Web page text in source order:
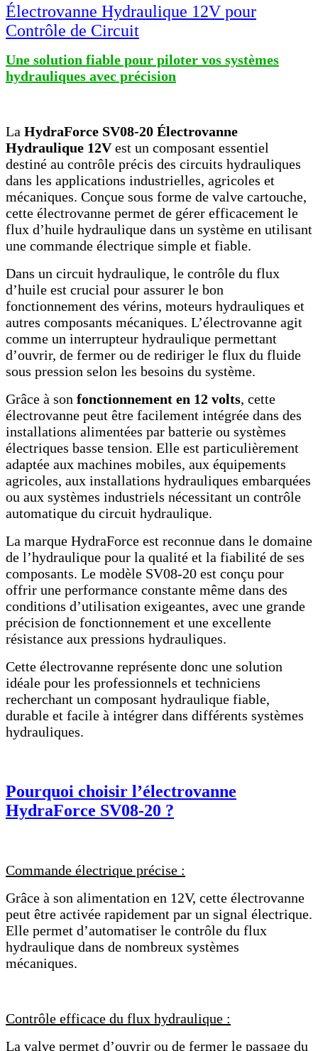
Électrovanne Hydraulique 12V pour
Contrôle de Circuit
Une solution fiable pour piloter vos systèmes
hydrauliques avec précision
La HydraForce SV08-20 Électrovanne
Hydraulique 12Vest un composant essentiel
destiné au contrôle précis des circuits hydrauliques
dans les applications industrielles, agricoles et
mécaniques. Conçue sous forme de valve cartouche,
cette électrovanne permet de gérer efficacement le
flux d’huile hydraulique dans un système en utilisant
une commande électrique simple et fiable.
Dans un circuit hydraulique, le contrôle du flux
d’huile est crucial pour assurer le bon
fonctionnement des vérins, moteurs hydrauliques et
autres composants mécaniques. L’électrovanne agit
comme un interrupteur hydraulique permettant
d’ouvrir, de fermer ou de rediriger le flux du fluide
sous pression selon les besoins du système.
Grâce à son fonctionnement en 12 volts, cette
électrovanne peut être facilement intégrée dans des
installations alimentées par batterie ou systèmes
électriques basse tension. Elle est particulièrement
adaptée aux machines mobiles, aux équipements
agricoles, aux installations hydrauliques embarquées
ou aux systèmes industriels nécessitant un contrôle
automatique du circuit hydraulique.
La marque HydraForce est reconnue dans le domaine
de l’hydraulique pour la qualité et la fiabilité de ses
composants. Le modèle SV08-20 est conçu pour
offrir une performance constante même dans des
conditions d’utilisation exigeantes, avec une grande
précision de fonctionnement et une excellente
résistance aux pressions hydrauliques.
Cette électrovanne représente donc une solution
idéale pour les professionnels et techniciens
recherchant un composant hydraulique fiable,
durable et facile à intégrer dans différents systèmes
hydrauliques.
Pourquoi choisir l’électrovanne
HydraForce SV08-20 ?
Commande électrique précise :
Grâce à son alimentation en 12V, cette électrovanne
peut être activée rapidement par un signal électrique.
Elle permet d’automatiser le contrôle du flux
hydraulique dans de nombreux systèmes
mécaniques.
Contrôle efficace du flux hydraulique :
La valve permet d’ouvrir ou de fermer le passage du